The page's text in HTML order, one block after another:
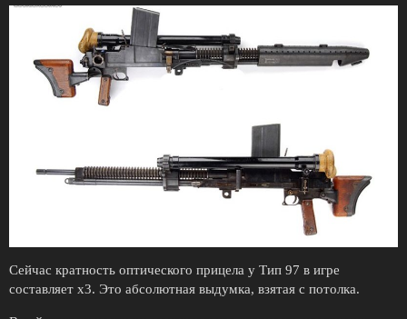
Сейчас кратность оптического прицела у Тип 97 в игре
составляет х3. Это абсолютная выдумка, взятая с потолка.